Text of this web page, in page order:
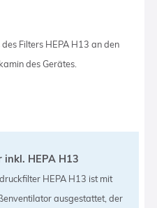
des Filters HEPA H13 an den
des Gerätes.
inkl. HEPA H13
HEPA H13 ist mit
ausgestattet, der